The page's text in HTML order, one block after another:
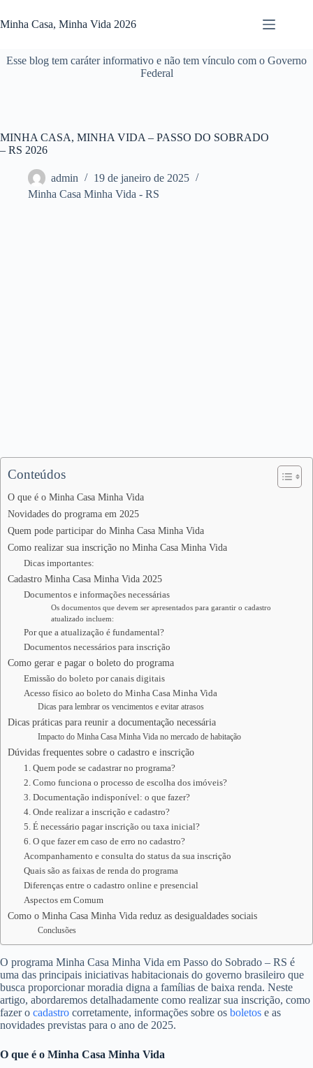
para
o
Minha Casa, Minha Vida 2026
Esse blog tem caráter informativo e não tem vínculo com o Governo
Federal
MINHA CASA, MINHA VIDA – PASSO DO SOBRADO
– RS 2026
admin
19 de janeiro de 2025
Minha Casa Minha Vida - RS
Conteúdos
O que é o Minha Casa Minha Vida
Novidades do programa em 2025
Quem pode participar do Minha Casa Minha Vida
Como realizar sua inscrição no Minha Casa Minha Vida
Dicas importantes:
Cadastro Minha Casa Minha Vida 2025
Documentos e informações necessárias
Os documentos que devem ser apresentados para garantir o cadastro
atualizado incluem:
Por que a atualização é fundamental?
Documentos necessários para inscrição
Como gerar e pagar o boleto do programa
Emissão do boleto por canais digitais
Acesso físico ao boleto do Minha Casa Minha Vida
Dicas para lembrar os vencimentos e evitar atrasos
Dicas práticas para reunir a documentação necessária
Impacto do Minha Casa Minha Vida no mercado de habitação
Dúvidas frequentes sobre o cadastro e inscrição
1. Quem pode se cadastrar no programa?
2. Como funciona o processo de escolha dos imóveis?
3. Documentação indisponível: o que fazer?
4. Onde realizar a inscrição e cadastro?
5. É necessário pagar inscrição ou taxa inicial?
6. O que fazer em caso de erro no cadastro?
Acompanhamento e consulta do status da sua inscrição
Quais são as faixas de renda do programa
Diferenças entre o cadastro online e presencial
Aspectos em Comum
Como o Minha Casa Minha Vida reduz as desigualdades sociais
Conclusões
O programa Minha Casa Minha Vida em Passo do Sobrado – RS é
uma das principais iniciativas habitacionais do governo brasileiro que
busca proporcionar moradia digna a famílias de baixa renda. Neste
artigo, abordaremos detalhadamente como realizar sua inscrição, como
fazer o cadastro corretamente, informações sobre os boletos e as
novidades previstas para o ano de 2025.
O que é o Minha Casa Minha Vida